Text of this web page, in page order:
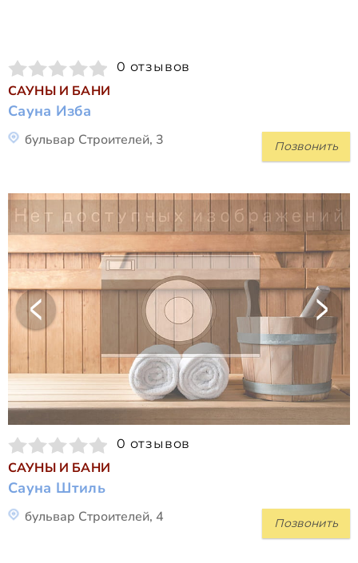
0 отзывов
САУНЫ И БАНИ
Сауна Изба
Позвонить
бульвар Строителей, 3
0 отзывов
САУНЫ И БАНИ
Сауна Штиль
Позвонить
бульвар Строителей, 4